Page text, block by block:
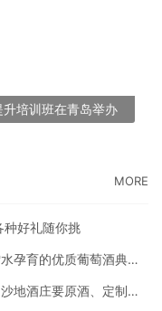
培训班在青岛举办
MORE
好礼随你挑
● 【中国葡萄酒专栏】粒粒天成，天山雪水孕育的优质葡萄酒典范——沙地酒庄
● 两万吨葡萄酒产能，不做隐形的巨人，沙地酒庄要原酒、定制、品牌三箭齐发